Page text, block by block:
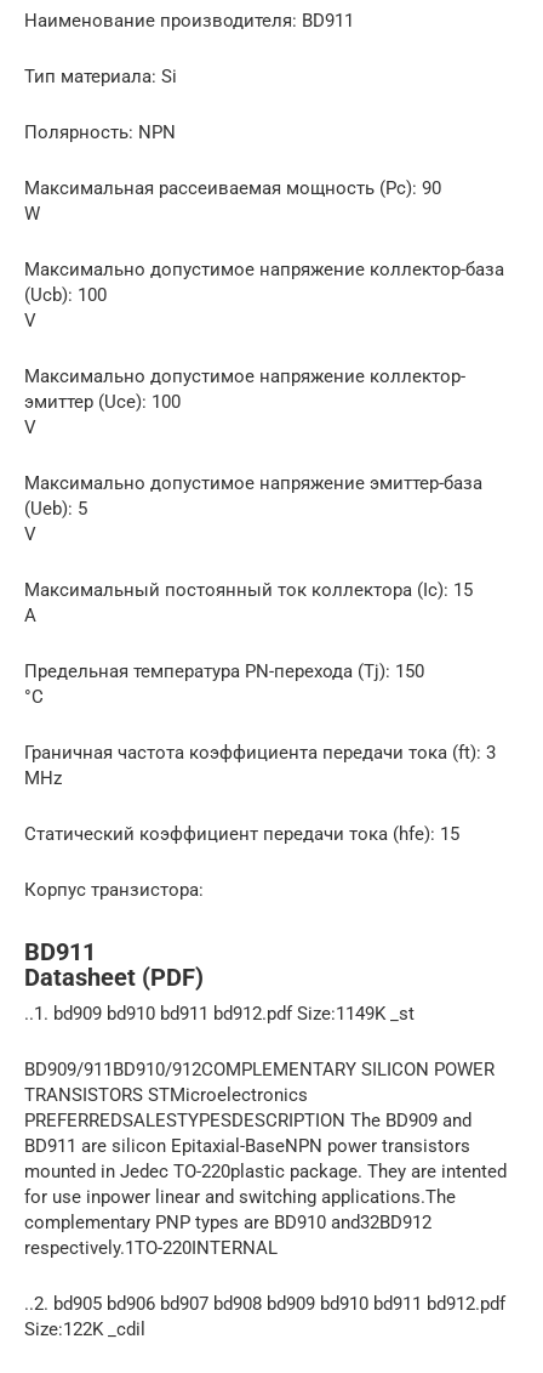
Наименование производителя: BD911
Тип материала: Si
Полярность: NPN
Максимальная рассеиваемая мощность (Pc): 90
W
Макcимально допустимое напряжение коллектор-база
(Ucb): 100
V
Макcимально допустимое напряжение коллектор-
эмиттер (Uce): 100
V
Макcимально допустимое напряжение эмиттер-база
(Ueb): 5
V
Макcимальный постоянный ток коллектора (Ic): 15
A
Предельная температура PN-перехода (Tj): 150
°C
Граничная частота коэффициента передачи тока (ft): 3
MHz
Статический коэффициент передачи тока (hfe): 15
Корпус транзистора:
BD911
Datasheet (PDF)
..1. bd909 bd910 bd911 bd912.pdf Size:1149K _st
BD909/911BD910/912COMPLEMENTARY SILICON POWER
TRANSISTORS STMicroelectronics
PREFERREDSALESTYPESDESCRIPTION The BD909 and
BD911 are silicon Epitaxial-BaseNPN power transistors
mounted in Jedec TO-220plastic package. They are intented
for use inpower linear and switching applications.The
complementary PNP types are BD910 and32BD912
respectively.1TO-220INTERNAL
..2. bd905 bd906 bd907 bd908 bd909 bd910 bd911 bd912.pdf
Size:122K _cdil